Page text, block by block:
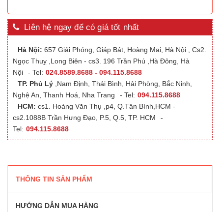
Liên hệ ngay để có giá tốt nhất
Hà Nội: 657 Giải Phóng, Giáp Bát, Hoàng Mai, Hà Nội , Cs2.
Ngọc Thuỵ ,Long Biên - cs3. 196 Trần Phú ,Hà Đông, Hà
Nội
- Tel: 024.8589.8688 - 094.115.8688
TP. Phủ Lý ,Nam Định, Thái Bình, Hải Phòng, Bắc Ninh,
Nghệ An, Thanh Hoá, Nha Trang
- Tel: 094.115.8688
HCM: cs1. Hoàng Văn Thụ ,p4, Q.Tân Bình,HCM -
cs2.1088B Trần Hưng Đạo, P.5, Q.5, TP. HCM
-
Tel: 094.115.8688
THÔNG TIN SẢN PHẨM
HƯỚNG DẪN MUA HÀNG